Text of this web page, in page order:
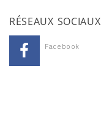
RÉSEAUX SOCIAUX
Facebook